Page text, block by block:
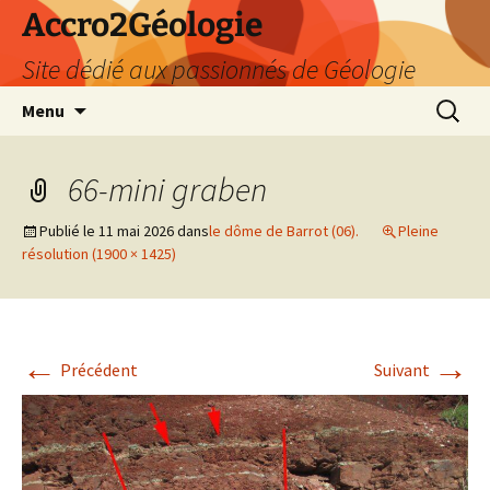
Accro2Géologie
Site dédié aux passionnés de Géologie
Menu
66-mini graben
Publié le 11 mai 2026dansle dôme de Barrot (06).
Pleine
résolution (1900 × 1425)
← Précédent Suivant →